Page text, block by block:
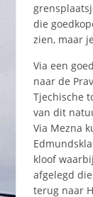
die
zien, maar
Via een
naar de
Tjechische
van dit
Via Mezna
kloof
afgelegd
terug naar